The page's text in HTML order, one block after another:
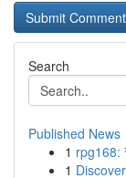
Search
Published News
1 rpg168:
1